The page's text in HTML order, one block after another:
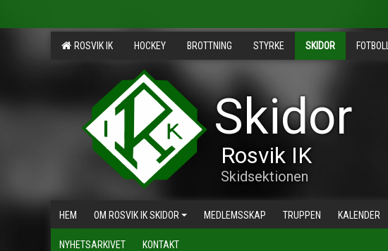
ROSVIK IK HOCKEY BROTTNING STYRKE SKIDOR FOTBOLL
Skidor
Rosvik IK
Skidsektionen
HEM OM ROSVIK IK SKIDOR MEDLEMSSKAP TRUPPEN KALENDER
NYHETSARKIVET KONTAKT